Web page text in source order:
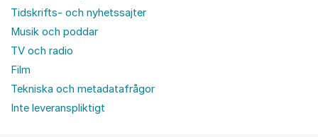
Tidskrifts- och nyhetssajter
Musik och poddar
TV och radio
Film
Tekniska och metadatafrågor
Inte leveranspliktigt